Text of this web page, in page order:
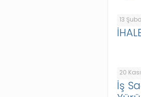
13
20
İş